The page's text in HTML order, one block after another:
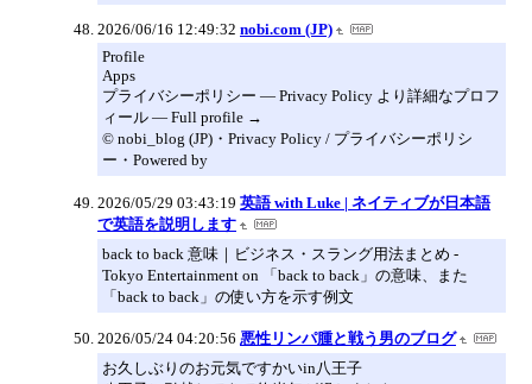
2026/06/16 12:49:32 nobi.com (JP)
Profile
Apps
プライバシーポリシー — Privacy Policy より詳細なプロフ
ィール — Full profile →
© nobi_blog (JP)・Privacy Policy / プライバシーポリシ
ー・Powered by
2026/05/29 03:43:19 英語 with Luke | ネイティブが日本語
で英語を説明します
back to back 意味｜ビジネス・スラング用法まとめ -
Tokyo Entertainment on 「back to back」の意味、また
「back to back」の使い方を示す例文
2026/05/24 04:20:56 悪性リンパ腫と戦う男のブログ
お久しぶりのお元気ですかいin八王子